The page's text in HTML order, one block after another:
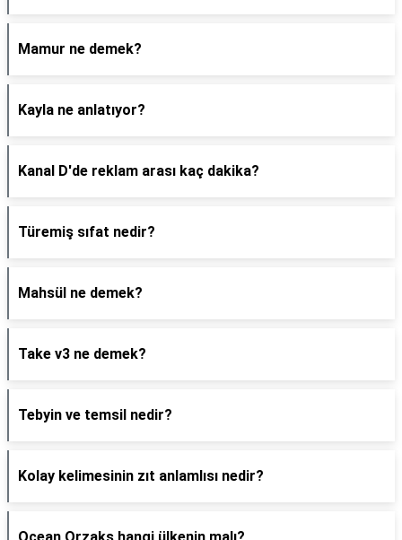
Mamur ne demek?
Kayla ne anlatıyor?
Kanal D'de reklam arası kaç dakika?
Türemiş sıfat nedir?
Mahsül ne demek?
Take v3 ne demek?
Tebyin ve temsil nedir?
Kolay kelimesinin zıt anlamlısı nedir?